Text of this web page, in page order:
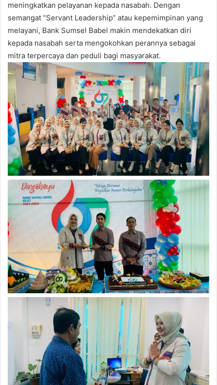
meningkatkan pelayanan kepada nasabah. Dengan
semangat “Servant Leadership” atau kepemimpinan yang
melayani, Bank Sumsel Babel makin mendekatkan diri
kepada nasabah serta mengokohkan perannya sebagai
mitra terpercaya dan peduli bagi masyarakat.